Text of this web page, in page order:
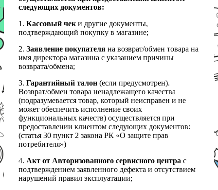
следующих документов:
1. Кассовый чек и другие документы,
подтверждающий покупку в магазине;
2. Заявление покупателя на возврат/обмен товара на
имя директора магазина с указанием причины
возврата/обмена;
3. Гарантийный талон (если предусмотрен).
Возврат/обмен товара ненадлежащего качества
(подразумевается товар, который неисправен и не
может обеспечить исполнение своих
функциональных качеств) осуществляется при
предоставлении клиентом следующих документов:
(статья 30 пункт 2 закона РК «О защите прав
потребителя»)
4. Акт от Авторизованного сервисного центра с
подтверждением заявленного дефекта и отсутствием
нарушений правил эксплуатации;